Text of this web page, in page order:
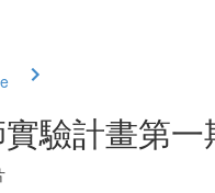
驗計畫第一